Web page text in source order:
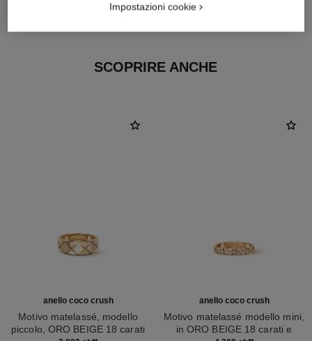
ORO BEIGE 18 carati
SCOPRIRE ANCHE
anello coco crush
Motivo matelassé, modello
piccolo, ORO BEIGE 18 carati
anello coco crush
Motivo matelassé modello mini,
in ORO BEIGE 18 carati e
Impostazioni cookie